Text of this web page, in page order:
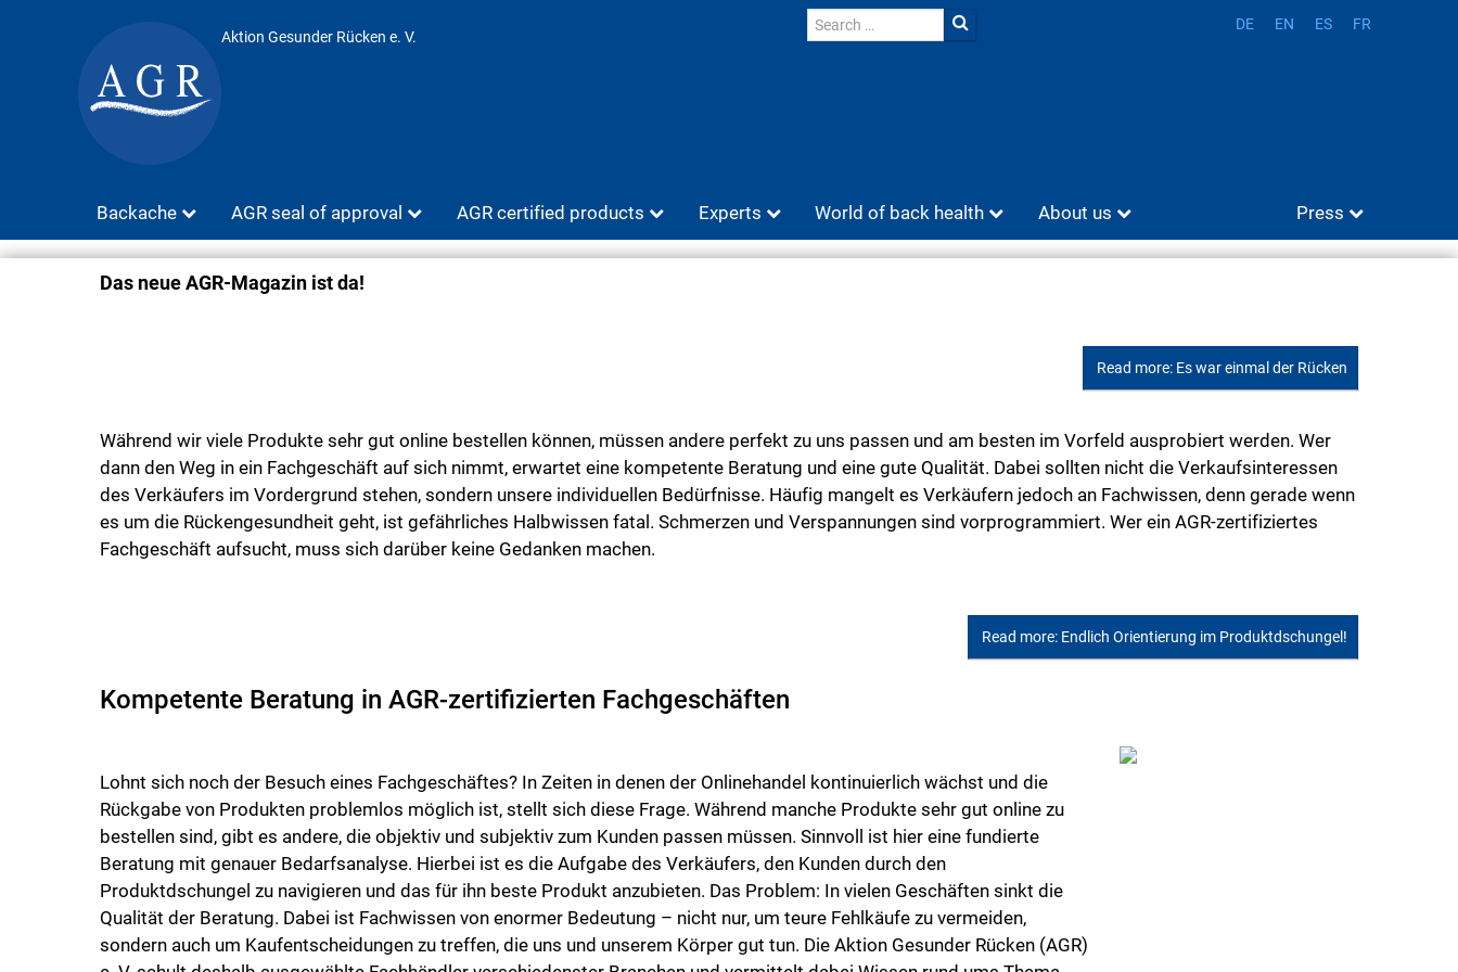
Aktion Gesunder Rücken e. V.
DE EN ES FR
Backache AGR seal of approval AGR certified products Experts World of back health About us Press
Das neue AGR-Magazin ist da!
Read more: Es war einmal der Rücken
Während wir viele Produkte sehr gut online bestellen können, müssen andere perfekt zu uns passen und am besten im Vorfeld ausprobiert werden. Wer
dann den Weg in ein Fachgeschäft auf sich nimmt, erwartet eine kompetente Beratung und eine gute Qualität. Dabei sollten nicht die Verkaufsinteressen
des Verkäufers im Vordergrund stehen, sondern unsere individuellen Bedürfnisse. Häufig mangelt es Verkäufern jedoch an Fachwissen, denn gerade wenn
es um die Rückengesundheit geht, ist gefährliches Halbwissen fatal. Schmerzen und Verspannungen sind vorprogrammiert. Wer ein AGR-zertifiziertes
Fachgeschäft aufsucht, muss sich darüber keine Gedanken machen.
Read more: Endlich Orientierung im Produktdschungel!
Kompetente Beratung in AGR-zertifizierten Fachgeschäften
Lohnt sich noch der Besuch eines Fachgeschäftes? In Zeiten in denen der Onlinehandel kontinuierlich wächst und die
Rückgabe von Produkten problemlos möglich ist, stellt sich diese Frage. Während manche Produkte sehr gut online zu
bestellen sind, gibt es andere, die objektiv und subjektiv zum Kunden passen müssen. Sinnvoll ist hier eine fundierte
Beratung mit genauer Bedarfsanalyse. Hierbei ist es die Aufgabe des Verkäufers, den Kunden durch den
Produktdschungel zu navigieren und das für ihn beste Produkt anzubieten. Das Problem: In vielen Geschäften sinkt die
Qualität der Beratung. Dabei ist Fachwissen von enormer Bedeutung – nicht nur, um teure Fehlkäufe zu vermeiden,
sondern auch um Kaufentscheidungen zu treffen, die uns und unserem Körper gut tun. Die Aktion Gesunder Rücken (AGR)